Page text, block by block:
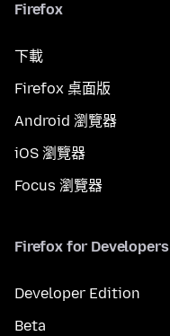
Firefox
下載
Firefox 桌面版
Android 瀏覽器
iOS 瀏覽器
Focus 瀏覽器
Firefox for Developers
Developer Edition
Beta